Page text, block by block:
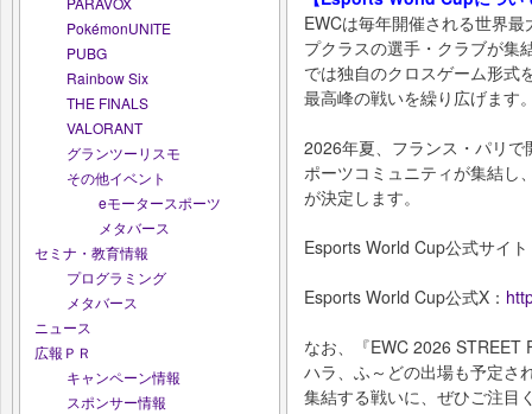
PokémonUNITE
PUBG
Rainbow Six
THE FINALS
VALORANT
グランツーリスモ
その他イベント
eモータースポーツ
メタバース
セミナ・教育情報
プログラミング
メタバース
ニュース
広報ＰＲ
キャンペーン情報
スポンサー情報
EWCは毎年開催される世界
プクラスの選手・クラブが集
では独自のクロスゲーム形式
最高峰の戦いを繰り広げます
2026年夏、フランス・パリ
ポーツコミュニティが集結し
が決定します。
Esports World Cup公式サイ
Esports World Cup公式X：
なお、『EWC 2026 STREET
ハラ、ふ～どの出場も予定さ
集結する戦いに、ぜひご注目